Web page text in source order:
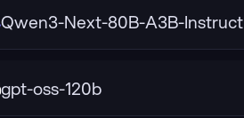
Qwen3-Next-80B-A3B-Instruct
gpt-oss-120b